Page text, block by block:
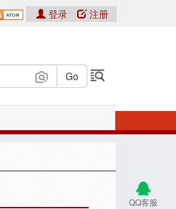
登录 注册
QQ客服